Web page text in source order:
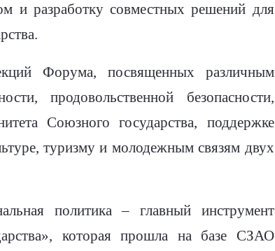
и разработку совместных решений для
Форума, посвященных различным
продовольственной безопасности,
Союзного государства, поддержке
туризму и молодежным связям двух
политика – главный инструмент
которая прошла на базе СЗАО